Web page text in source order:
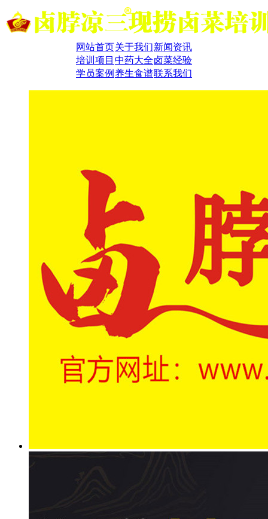
网站首页关于我们新闻资讯
培训项目 中药大全卤菜经验
学员案例 养生食谱联系我们